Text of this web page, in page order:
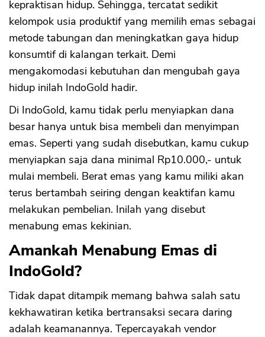
kepraktisan hidup. Sehingga, tercatat sedikit
kelompok usia produktif yang memilih emas sebagai
metode tabungan dan meningkatkan gaya hidup
konsumtif di kalangan terkait. Demi
mengakomodasi kebutuhan dan mengubah gaya
hidup inilah IndoGold hadir.
Di IndoGold, kamu tidak perlu menyiapkan dana
besar hanya untuk bisa membeli dan menyimpan
emas. Seperti yang sudah disebutkan, kamu cukup
menyiapkan saja dana minimal Rp10.000,- untuk
mulai membeli. Berat emas yang kamu miliki akan
terus bertambah seiring dengan keaktifan kamu
melakukan pembelian. Inilah yang disebut
menabung emas kekinian.
Amankah Menabung Emas di
IndoGold?
Tidak dapat ditampik memang bahwa salah satu
kekhawatiran ketika bertransaksi secara daring
adalah keamanannya. Tepercayakah vendor